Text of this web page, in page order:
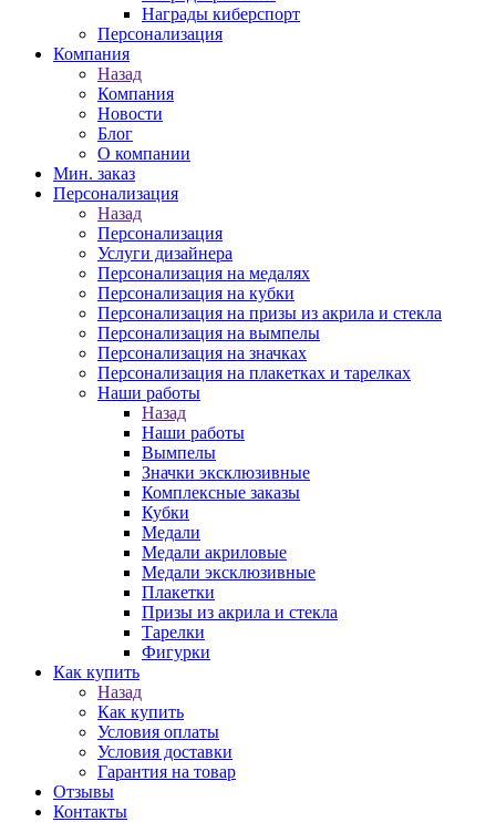
Награды киберспорт
Персонализация
Компания
Назад
Компания
Новости
Блог
О компании
Мин. заказ
Персонализация
Назад
Персонализация
Услуги дизайнера
Персонализация на медалях
Персонализация на кубки
Персонализация на призы из акрила и стекла
Персонализация на вымпелы
Персонализация на значках
Персонализация на плакетках и тарелках
Наши работы
Назад
Наши работы
Вымпелы
Значки эксклюзивные
Комплексные заказы
Кубки
Медали
Медали акриловые
Медали эксклюзивные
Плакетки
Призы из акрила и стекла
Тарелки
Фигурки
Как купить
Назад
Как купить
Условия оплаты
Условия доставки
Гарантия на товар
Отзывы
Контакты